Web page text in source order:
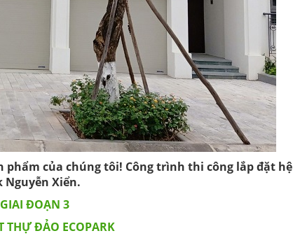
của chúng tôi! Công trình thi công lắp đặt hệ
Nguyễn Xiển.
ĐOẠN 3
THỰ ĐẢO ECOPARK